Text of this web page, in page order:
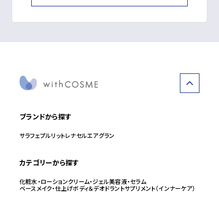
ブランドから探す
サラフェプルリットレナセルエアグラン
カテゴリーから探す
化粧水・ローションクリーム・ジェル美容液・セラム
ベースメイク・仕上げボディ＆デオドラントサプリメント（インナーケア）